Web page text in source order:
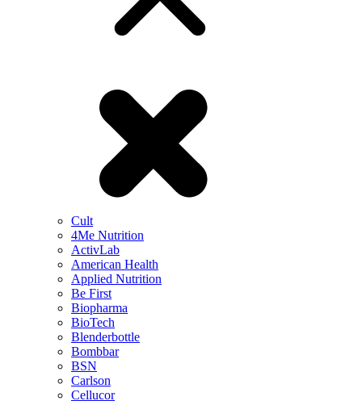
Cult
4Me Nutrition
ActivLab
American Health
Applied Nutrition
Be First
Biopharma
BioTech
Blenderbottle
Bombbar
BSN
Carlson
Cellucor